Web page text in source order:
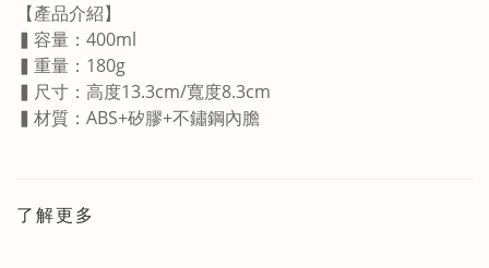
【產品介紹】
▍容量：400ml
▍重量：180g
▍尺寸：高度13.3cm/寬度8.3cm
▍ 材質：ABS+矽膠+不鏽鋼內膽
了解更多